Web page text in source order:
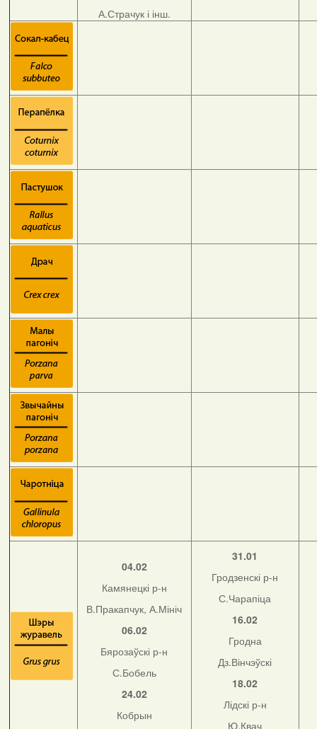
А.Страчук і інш.
04.02
Камянецкі р-н
В.Пракапчук, А.Мініч
06.02
Бярозаўскі р-н
С.Бобель
24.02
Кобрын
31.01
Гродзенскі р-н
С.Чарапіца
16.02
Гродна
Дз.Вінчэўскі
18.02
Лідскі р-н
Ю.Квач